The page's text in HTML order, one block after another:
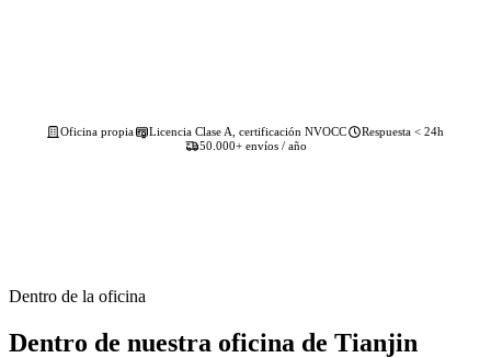
Oficina propia Licencia Clase A, certificación NVOCC
Respuesta < 24h
50.000+ envíos / año
Dentro de la oficina
Dentro de nuestra oficina de Tianjin